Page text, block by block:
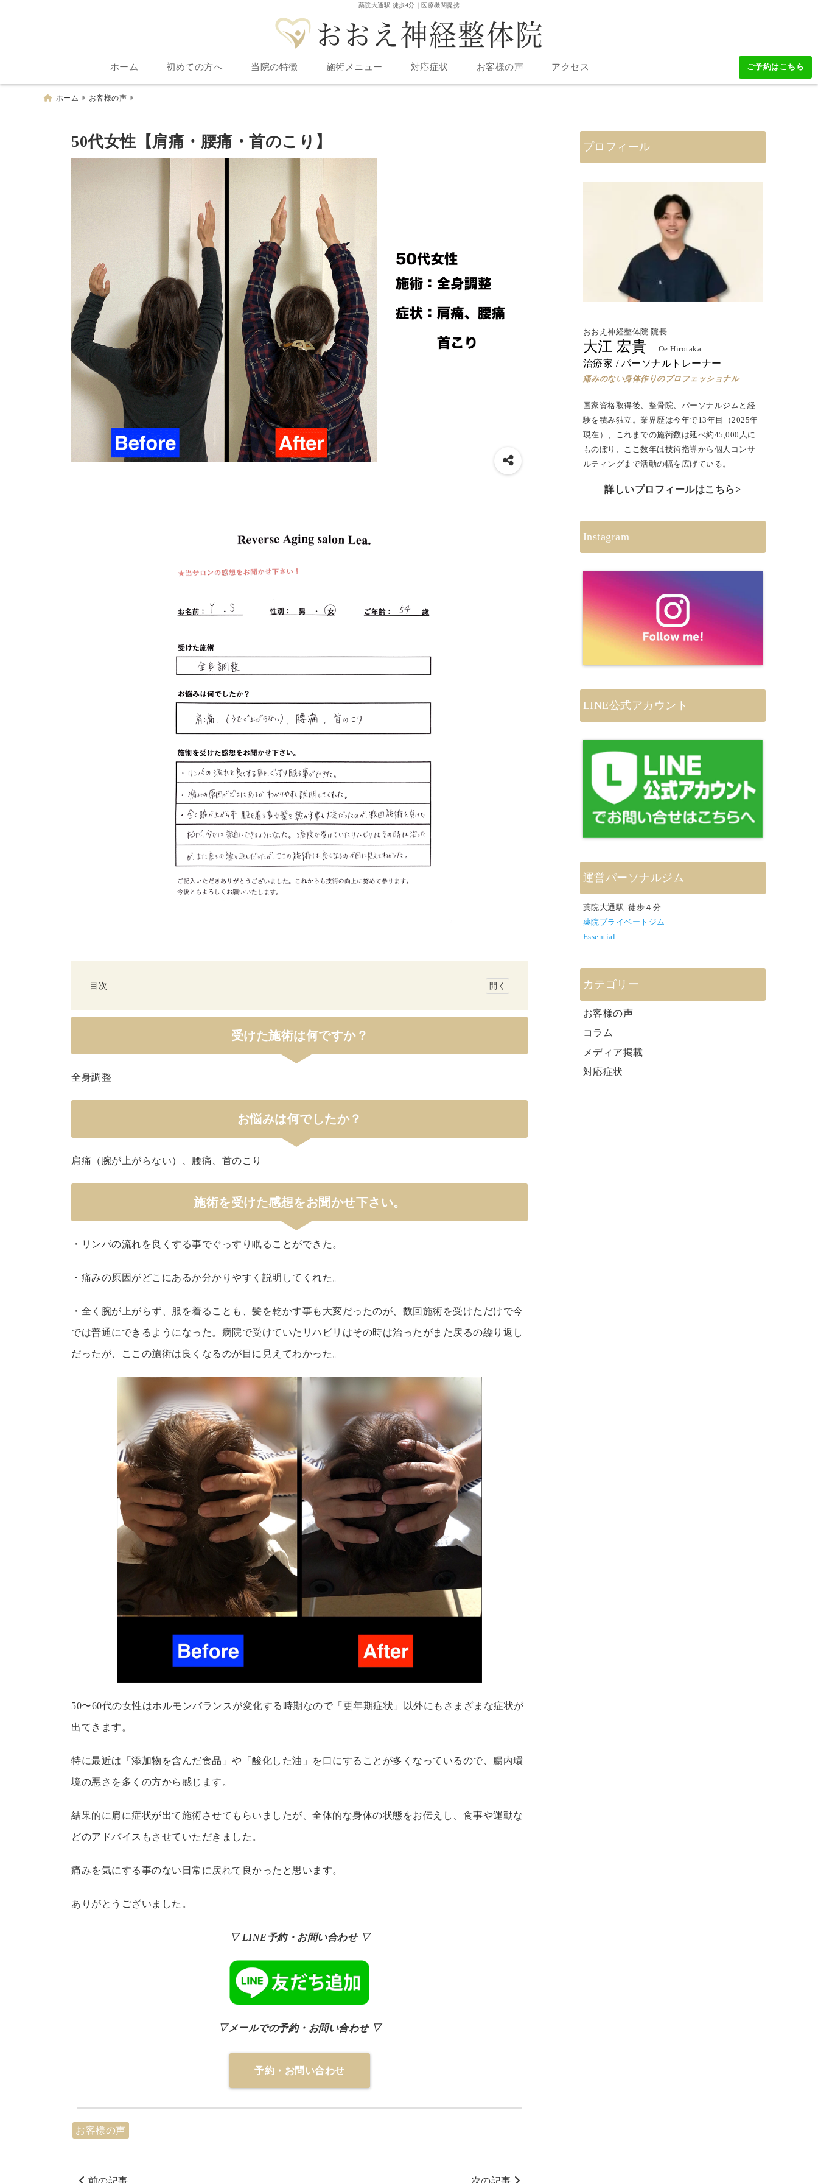
薬院大通駅 徒歩4分｜医療機関提携
ホーム 初めての方へ 当院の特徴 施術メニュー 対応症状 お客様の声 アクセス ご予約はこちら
ホーム お客様の声
50代女性【肩痛・腰痛・首のこり】
目次
け
何
す
み
は
で
た
施
受けた施術は何ですか？
全身調整
お悩みは何でしたか？
肩痛（腕が上がらない）、腰痛、首のこり
施術を受けた感想をお聞かせ下さい。
・リンパの流れを良くする事でぐっすり眠ることができた。
・痛みの原因がどこにあるか分かりやすく説明してくれた。
・全く腕が上がらず、服を着ることも、髪を乾かす事も大変だったのが、数回施術を受けただけで今
では普通にできるようになった。病院で受けていたリハビリはその時は治ったがまた戻るの繰り返し
だったが、ここの施術は良くなるのが目に見えてわかった。
50〜60代の女性はホルモンバランスが変化する時期なので「更年期症状」以外にもさまざまな症状が
出てきます。
特に最近は「添加物を含んだ食品」や「酸化した油」を口にすることが多くなっているので、腸内環
境の悪さを多くの方から感じます。
結果的に肩に症状が出て施術させてもらいましたが、全体的な身体の状態をお伝えし、食事や運動な
どのアドバイスもさせていただきました。
痛みを気にする事のない日常に戻れて良かったと思います。
ありがとうございました。
▽ LINE予約・お問い合わせ ▽
▽メールでの予約・お問い合わせ ▽
予約・お問い合わせ
お客様の声
前の記事 次の記事
プロフィール
おおえ神経整体院 院長
大江 宏貴 Oe Hirotaka
治療家 / パーソナルトレーナー
痛みのない身体作りのプロフェッショナル
国家資格取得後、 整骨院、パーソナルジムと経
験を積み独立。 業界歴は今年で13年目（2025年
現在）、
これまでの施術数は延べ約45,000人に
ものぼり、ここ数年は技術指導から個人コンサ
ルティングまで活動の幅を広げている。
詳しいプロフィールはこちら>
Instagram
LINE公式アカウント
運営パーソナルジム
薬院大通駅 徒歩４分
薬院プライベートジム
Essential
カテゴリー
お客様の声
コラム
メディア掲載
対応症状